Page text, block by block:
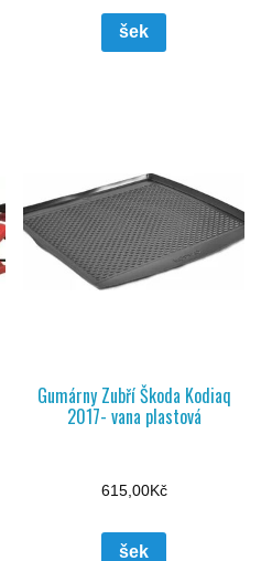
šek
Gumárny Zubří Škoda Kodiaq
2017- vana plastová
615,00Kč
šek